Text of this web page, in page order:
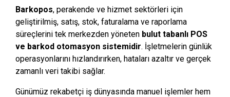
Barkopos, perakende ve hizmet sektörleri için
geliştirilmiş, satış, stok, faturalama ve raporlama
süreçlerini tek merkezden yöneten bulut tabanlı POS
ve barkod otomasyon sistemidir. İşletmelerin günlük
operasyonlarını hızlandırırken, hataları azaltır ve gerçek
zamanlı veri takibi sağlar.
Günümüz rekabetçi iş dünyasında manuel işlemler hem